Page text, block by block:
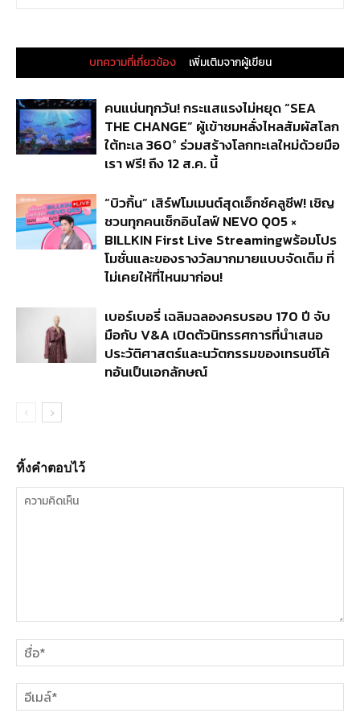
บทความที่เกี่ยวข้อง เพิ่มเติมจากผู้เขียน
คนแน่นทุกวัน! กระแสแรงไม่หยุด “SEA
THE CHANGE” ผู้เข้าชมหลั่งไหลสัมผัสโลก
ใต้ทะเล 360° ร่วมสร้างโลกทะเลใหม่ด้วยมือ
เรา ฟรี! ถึง 12 ส.ค. นี้
“บิวกิ้น” เสิร์ฟโมเมนต์สุดเอ็กซ์คลูซีฟ! เชิญ
ชวนทุกคนเช็กอินไลฟ์ NEVO Q05 ×
BILLKIN First Live Streamingพร้อมโปร
โมชั่นและของรางวัลมากมายแบบจัดเต็ม ที่
ไม่เคยให้ที่ไหนมาก่อน!
เบอร์เบอรี่ เฉลิมฉลองครบรอบ 170 ปี จับ
มือกับ V&A เปิดตัวนิทรรศการที่นำเสนอ
ประวัติศาสตร์และนวัตกรรมของเทรนช์โค้
ทอันเป็นเอกลักษณ์
ทิ้งคำตอบไว้